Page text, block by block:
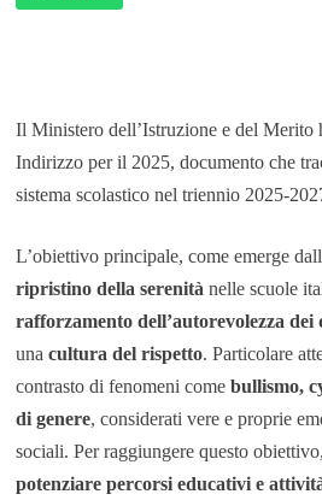
Il Ministero dell’Istruzione e del Merito
Indirizzo per il 2025, documento che
sistema scolastico nel triennio 2025-
L’obiettivo principale, come emerge
ripristino della serenità nelle scuole
rafforzamento dell’autorevolezza dei
una cultura del rispetto. Particolare
contrasto di fenomeni come bullismo,
di genere, considerati vere e proprie
sociali. Per raggiungere questo
potenziare percorsi educativi e